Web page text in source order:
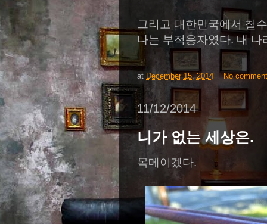
그리고 대한민국에서 철
나는 부적응자였다.내 나
at December 15, 2014 No
11/12/2014
니가 없는 세상은.
목메이겠다.